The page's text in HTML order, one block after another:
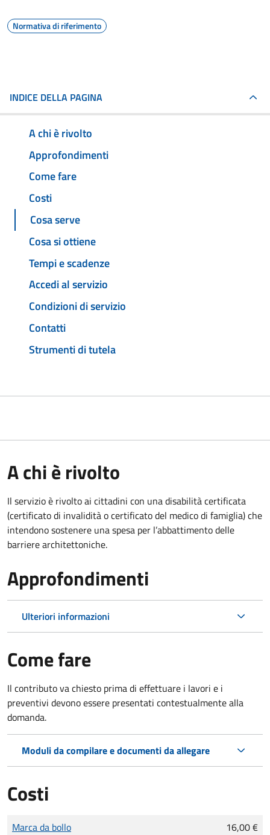
Normativa di riferimento
INDICE DELLA PAGINA
A chi è rivolto
Approfondimenti
Come fare
Costi
Cosa serve
Cosa si ottiene
Tempi e scadenze
Accedi al servizio
Condizioni di servizio
Contatti
Strumenti di tutela
A chi è rivolto
Il servizio è rivolto ai cittadini con una disabilità certificata
(certificato di invalidità o certificato del medico di famiglia) che
intendono sostenere una spesa per l’abbattimento delle
barriere architettoniche.
Approfondimenti
Ulteriori informazioni
Come fare
Il contributo va chiesto prima di effettuare i lavori e i
preventivi devono essere presentati contestualmente alla
domanda.
Moduli da compilare e documenti da allegare
Costi
Tipo di pagamento
Importo
Marca da bollo 16,00 €